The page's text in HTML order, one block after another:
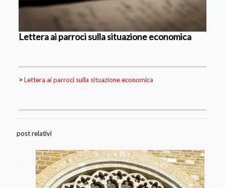
Lettera ai parroci sulla situazione economica
>Lettera ai parroci sulla situazione economica
post relativi